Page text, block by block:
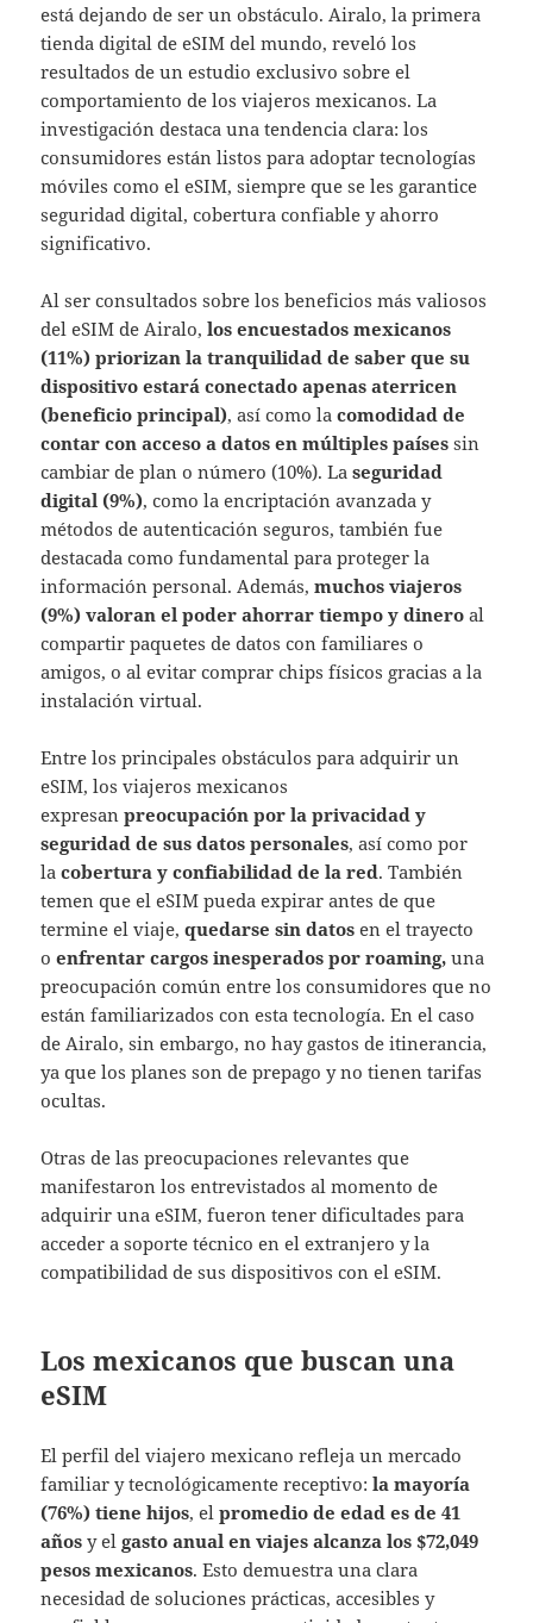
está dejando de ser un obstáculo. Airalo, la primera
tienda digital de eSIM del mundo, reveló los
resultados de un estudio exclusivo sobre el
comportamiento de los viajeros mexicanos. La
investigación destaca una tendencia clara: los
consumidores están listos para adoptar tecnologías
móviles como el eSIM, siempre que se les garantice
seguridad digital, cobertura confiable y ahorro
significativo.
Al ser consultados sobre los beneficios más valiosos
del eSIM de Airalo,los encuestados mexicanos
(11%) priorizan la tranquilidad de saber que su
dispositivo estará conectado apenas aterricen
(beneficio principal), así como lacomodidad de
contar con acceso a datos en múltiples países sin
cambiar de plan o número (10%). Laseguridad
digital (9%), como la encriptación avanzada y
métodos de autenticación seguros, también fue
destacada como fundamental para proteger la
información personal. Además,muchos viajeros
(9%) valoran el poder ahorrar tiempo y dineroal
compartir paquetes de datos con familiares o
amigos, o al evitar comprar chips físicos gracias a la
instalación virtual.
Entre los principales obstáculos para adquirir un
eSIM, los viajeros mexicanos
expresanpreocupación por la privacidad y
seguridad de sus datos personales, así como por
lacobertura y confiabilidad de la red. También
temen que el eSIM pueda expirar antes de que
termine el viaje,quedarse sin datos en el trayecto
oenfrentar cargos inesperados por roaming,una
preocupación común entre los consumidores que no
están familiarizados con esta tecnología. En el caso
de Airalo, sin embargo, no hay gastos de itinerancia,
ya que los planes son de prepago y no tienen tarifas
ocultas.
Otras de las preocupaciones relevantes que
manifestaron los entrevistados al momento de
adquirir una eSIM, fueron tener dificultades para
acceder a soporte técnico en el extranjero y la
compatibilidad de sus dispositivos con el eSIM.
Los mexicanos que buscan una
eSIM
El perfil del viajero mexicano refleja un mercado
familiar y tecnológicamente receptivo:la mayoría
(76%) tiene hijos, elpromedio de edad es de 41
años y elgasto anual en viajes alcanza los $72,049
pesos mexicanos. Esto demuestra una clara
necesidad de soluciones prácticas, accesibles y